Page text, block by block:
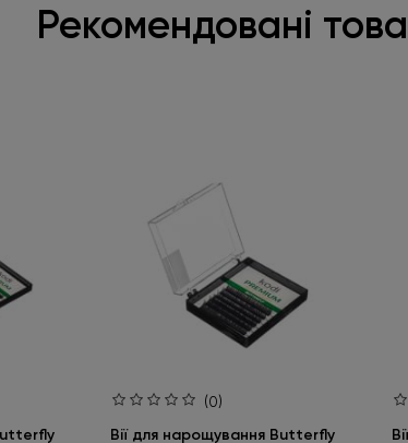
Рекомендовані
(0)
Вії для нарощування Butterfly